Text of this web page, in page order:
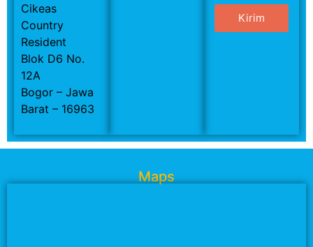
Cikeas
Country
Resident
Blok D6 No.
12A
Bogor – Jawa
Barat – 16963
Kirim
Maps